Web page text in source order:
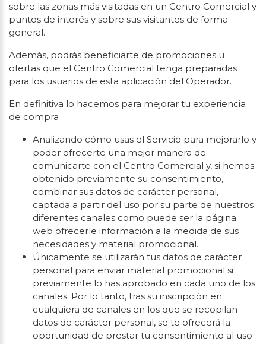
sobre las zonas más visitadas en un Centro Comercial y
puntos de interés y sobre sus visitantes de forma
general.
Además, podrás beneficiarte de promociones u
ofertas que el Centro Comercial tenga preparadas
para los usuarios de esta aplicación del Operador.
En definitiva lo hacemos para mejorar tu experiencia
de compra
Analizando cómo usas el Servicio para mejorarlo y
poder ofrecerte una mejor manera de
comunicarte con el Centro Comercial y, si hemos
obtenido previamente su consentimiento,
combinar sus datos de carácter personal,
captada a partir del uso por su parte de nuestros
diferentes canales como puede ser la página
web ofrecerle información a la medida de sus
necesidades y material promocional.
Únicamente se utilizarán tus datos de carácter
personal para enviar material promocional si
previamente lo has aprobado en cada uno de los
canales. Por lo tanto, tras su inscripción en
cualquiera de canales en los que se recopilan
datos de carácter personal, se te ofrecerá la
oportunidad de prestar tu consentimiento al uso